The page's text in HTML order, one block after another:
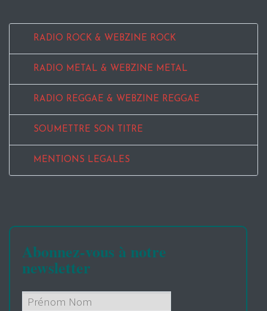
RADIO ROCK & WEBZINE ROCK
RADIO METAL & WEBZINE METAL
RADIO REGGAE & WEBZINE REGGAE
SOUMETTRE SON TITRE
MENTIONS LEGALES
Abonnez-vous à notre
newsletter